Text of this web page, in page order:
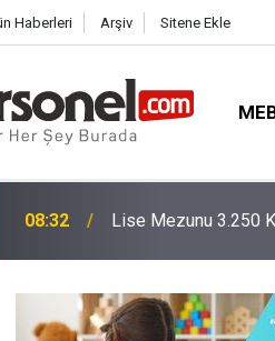
Haberleri Arşiv Sitene Ekle
08:01 MEB Takvimi